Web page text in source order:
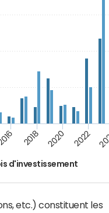
d'investissement
2018 2020 2022
etc.) constituent les